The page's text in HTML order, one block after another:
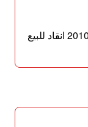
عرض • سيارة • بيع سيارة • • نيسان سني 2010 انقاد للبيع